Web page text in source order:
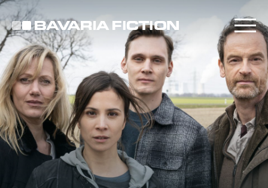
Direkt
zum
Inhalt